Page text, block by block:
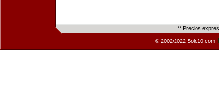
** Precios
© 2002/2022 Solo10.com